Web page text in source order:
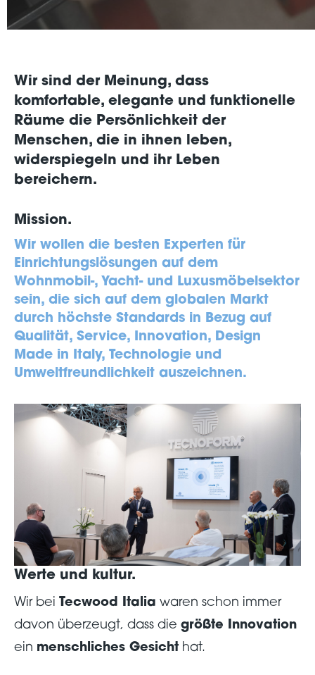
Wir sind der Meinung, dass
komfortable, elegante und funktionelle
Räume die Persönlichkeit der
Menschen, die in ihnen leben,
widerspiegeln und ihr Leben
bereichern.
Mission.
Wir wollen die besten Experten für
Einrichtungslösungen auf dem
Wohnmobil-, Yacht- und Luxusmöbelsektor
sein, die sich auf dem globalen Markt
durch höchste Standards in Bezug auf
Qualität, Service, Innovation, Design
Made in Italy, Technologie und
Umweltfreundlichkeit auszeichnen.
Werte und kultur.
Wir bei Tecwood Italia waren schon immer
davon überzeugt, dass die größte Innovation
ein menschliches Gesicht hat.